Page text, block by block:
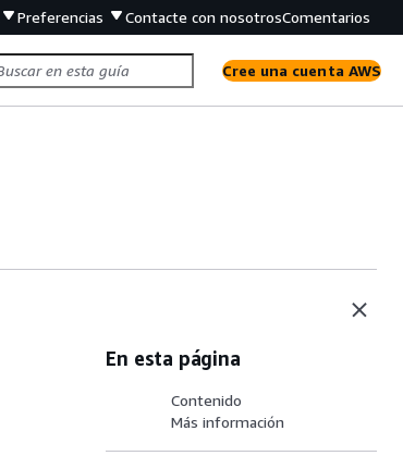
Preferencias Contacte con nosotrosComentarios
Cree una cuenta AWS
En esta página
Contenido
Más información